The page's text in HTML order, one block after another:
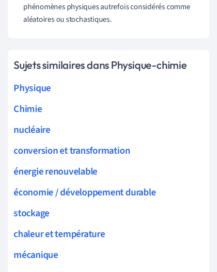
phénomènes physiques autrefois considérés comme
aléatoires ou stochastiques.
Sujets similaires dans Physique-chimie
Physique
Chimie
nucléaire
conversion et transformation
énergie renouvelable
économie / développement durable
stockage
chaleur et température
mécanique